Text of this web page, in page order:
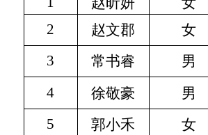
2
赵文郡
女
3
常书睿
男
4
徐敬豪
男
5
郭小禾
女